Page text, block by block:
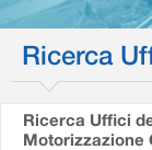
Ricerca
Ricerca Uffici
Motorizzazione